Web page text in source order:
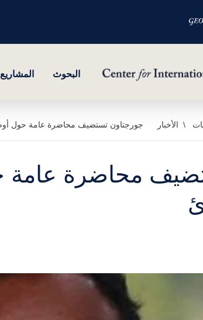
البحوث
الأخبار جورجتاون تستضيف محاضرة عامة حول
محاضرة عامة